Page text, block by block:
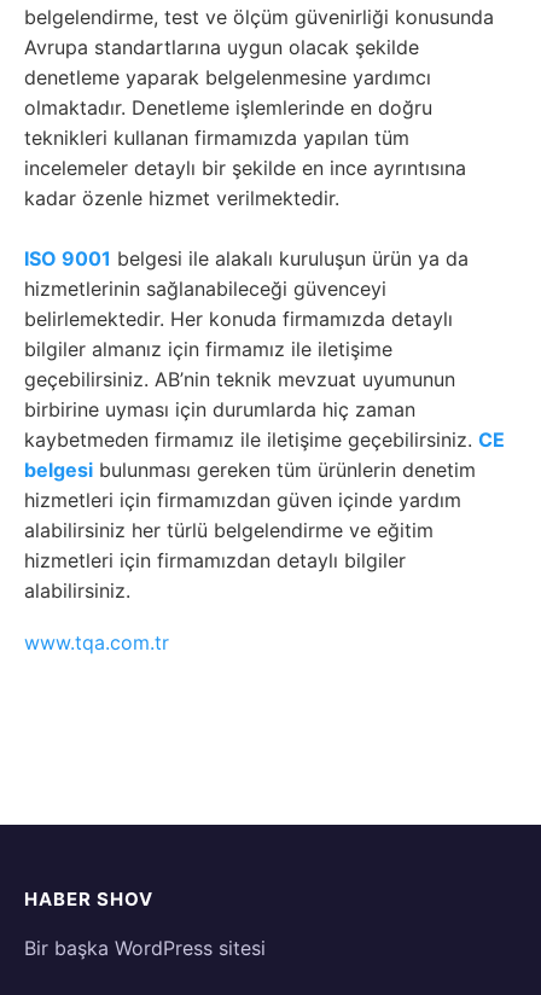
belgelendirme, test ve ölçüm güvenirliği konusunda
Avrupa standartlarına uygun olacak şekilde
denetleme yaparak belgelenmesine yardımcı
olmaktadır. Denetleme işlemlerinde en doğru
teknikleri kullanan firmamızda yapılan tüm
incelemeler detaylı bir şekilde en ince ayrıntısına
kadar özenle hizmet verilmektedir.
ISO 9001 belgesi ile alakalı kuruluşun ürün ya da
hizmetlerinin sağlanabileceği güvenceyi
belirlemektedir. Her konuda firmamızda detaylı
bilgiler almanız için firmamız ile iletişime
geçebilirsiniz. AB’nin teknik mevzuat uyumunun
birbirine uyması için durumlarda hiç zaman
kaybetmeden firmamız ile iletişime geçebilirsiniz. CE
belgesi bulunması gereken tüm ürünlerin denetim
hizmetleri için firmamızdan güven içinde yardım
alabilirsiniz her türlü belgelendirme ve eğitim
hizmetleri için firmamızdan detaylı bilgiler
alabilirsiniz.
www.tqa.com.tr
HABER SHOV
Bir başka WordPress sitesi